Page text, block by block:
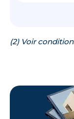
(2) Voir